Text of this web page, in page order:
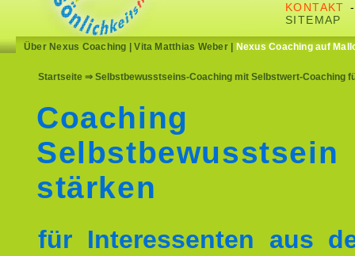
KONTAKT
SITEMAP
Über Nexus Coaching |Vita Matthias Weber| Nexus Coaching auf
Startseite ⇒ Selbstbewusstseins-Coaching mit Selbstwert-Coaching
Coaching
Selbstbewusstsein
stärken
für Interessenten aus